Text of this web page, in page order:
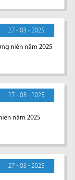
27 - 03 - 2025
niên năm 2025
27 - 03 - 2025
năm 2025
27 - 03 - 2025